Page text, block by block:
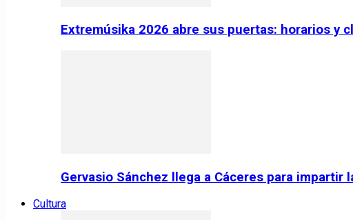
Extremúsika 2026 abre sus puertas: horarios y
Gervasio Sánchez llega a Cáceres para impartir
Cultura